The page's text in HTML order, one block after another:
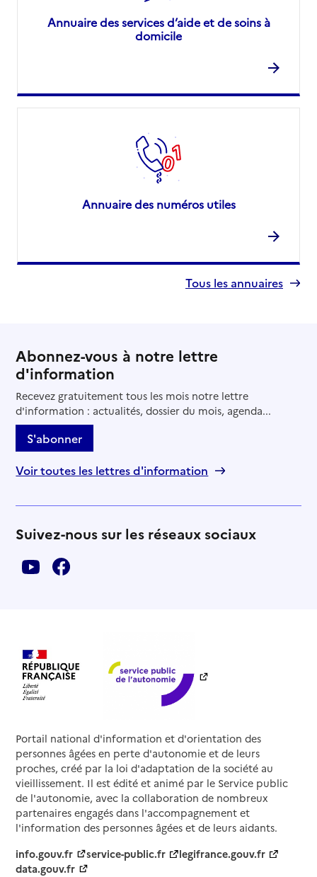
Annuaire des services d’aide et de soins à
domicile
Annuaire des numéros utiles
Tous les annuaires
Abonnez-vous à notre lettre
d'information
Recevez gratuitement tous les mois notre lettre
d'information : actualités, dossier du mois, agenda...
S'abonner
Voir toutes les lettres d'information
Suivez-nous sur les réseaux sociaux
Portail national d'information et d'orientation des
personnes âgées en perte d'autonomie et de leurs
proches, créé par la loi d'adaptation de la société au
vieillissement. Il est édité et animé par le Service public
de l'autonomie, avec la collaboration de nombreux
partenaires engagés dans l'accompagnement et
l'information des personnes âgées et de leurs aidants.
info.gouv.fr
service-public.fr
legifrance.gouv.fr
data.gouv.fr